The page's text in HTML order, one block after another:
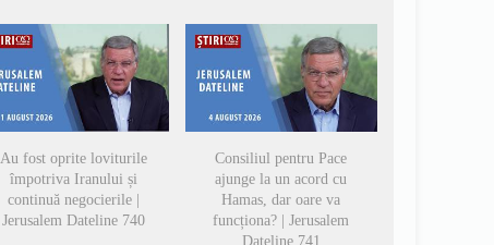
Au fost oprite loviturile
împotriva Iranului și
continuă negocierile |
Jerusalem Dateline 740
Consiliul pentru Pace
ajunge la un acord cu
Hamas, dar oare va
funcționa? | Jerusalem
Dateline 741